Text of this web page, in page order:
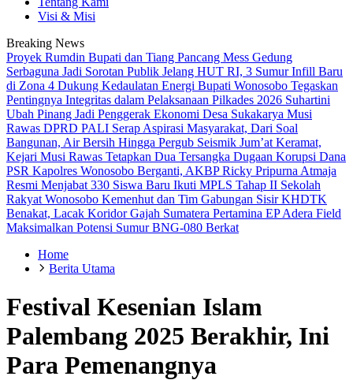
Visi & Misi
Breaking News
Proyek Rumdin Bupati dan Tiang Pancang Mess Gedung
Serbaguna Jadi Sorotan Publik Jelang HUT RI, 3 Sumur Infill Baru
di Zona 4 Dukung Kedaulatan Energi Bupati Wonosobo Tegaskan
Pentingnya Integritas dalam Pelaksanaan Pilkades 2026 Suhartini
Ubah Pinang Jadi Penggerak Ekonomi Desa Sukakarya Musi
Rawas DPRD PALI Serap Aspirasi Masyarakat, Dari Soal
Bangunan, Air Bersih Hingga Pergub Seismik Jum’at Keramat,
Kejari Musi Rawas Tetapkan Dua Tersangka Dugaan Korupsi Dana
PSR Kapolres Wonosobo Berganti, AKBP Ricky Pripurna Atmaja
Resmi Menjabat 330 Siswa Baru Ikuti MPLS Tahap II Sekolah
Rakyat Wonosobo Kemenhut dan Tim Gabungan Sisir KHDTK
Benakat, Lacak Koridor Gajah Sumatera Pertamina EP Adera Field
Maksimalkan Potensi Sumur BNG-080 Berkat
Home
Berita Utama
Festival Kesenian Islam
Palembang 2025 Berakhir, Ini
Para Pemenangnya